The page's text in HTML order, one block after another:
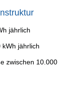
jährlich
jährlich
zwischen 10.000